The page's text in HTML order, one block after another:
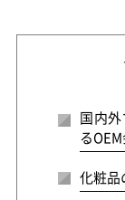
国内
る
化粧品